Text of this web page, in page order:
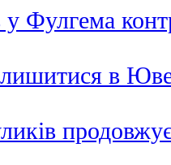
у Фулгема
в